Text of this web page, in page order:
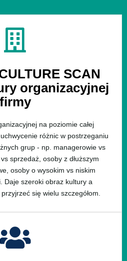
SCAN
organizacyjnej
firmy
na poziomie całej
różnic w postrzeganiu
grup - np. managerowie vs
sprzedaż, osoby z dłuższym
osoby o wysokim vs niskim
Daje szeroki obraz kultury a
się wielu szczegółom.